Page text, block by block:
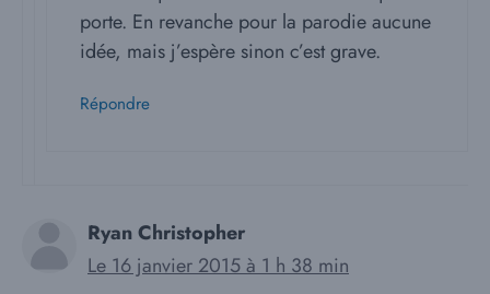
porte. En revanche pour la parodie aucune
idée, mais j’espère sinon c’est grave.
Répondre
Ryan Christopher
Le 16 janvier 2015 à 1 h 38 min